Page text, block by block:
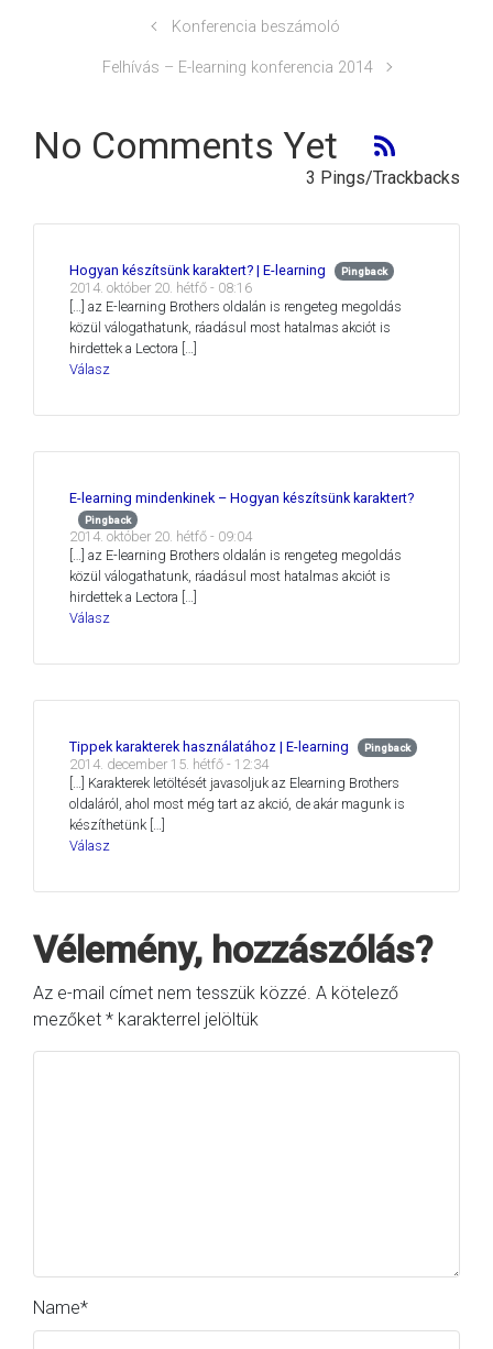
Konferencia beszámoló
Felhívás – E-learning konferencia 2014
No Comments Yet
3 Pings/Trackbacks
Hogyan készítsünk karaktert? | E-learning Pingback
2014. október 20. hétfő - 08:16
[…] az E-learning Brothers oldalán is rengeteg megoldás
közül válogathatunk, ráadásul most hatalmas akciót is
hirdettek a Lectora […]
Válasz
E-learning mindenkinek – Hogyan készítsünk karaktert?
Pingback
2014. október 20. hétfő - 09:04
[…] az E-learning Brothers oldalán is rengeteg megoldás
közül válogathatunk, ráadásul most hatalmas akciót is
hirdettek a Lectora […]
Válasz
Tippek karakterek használatához | E-learning Pingback
2014. december 15. hétfő - 12:34
[…] Karakterek letöltését javasoljuk az Elearning Brothers
oldaláról, ahol most még tart az akció, de akár magunk is
készíthetünk […]
Válasz
Vélemény, hozzászólás?
Az e-mail címet nem tesszük közzé. A kötelező
mezőket * karakterrel jelöltük
Name*